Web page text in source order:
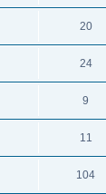
20
24
9
11
104